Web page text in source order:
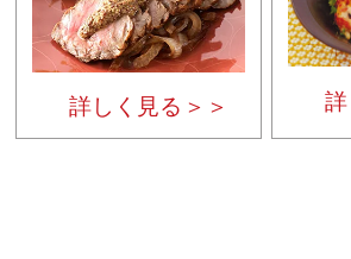
詳しく見る＞＞